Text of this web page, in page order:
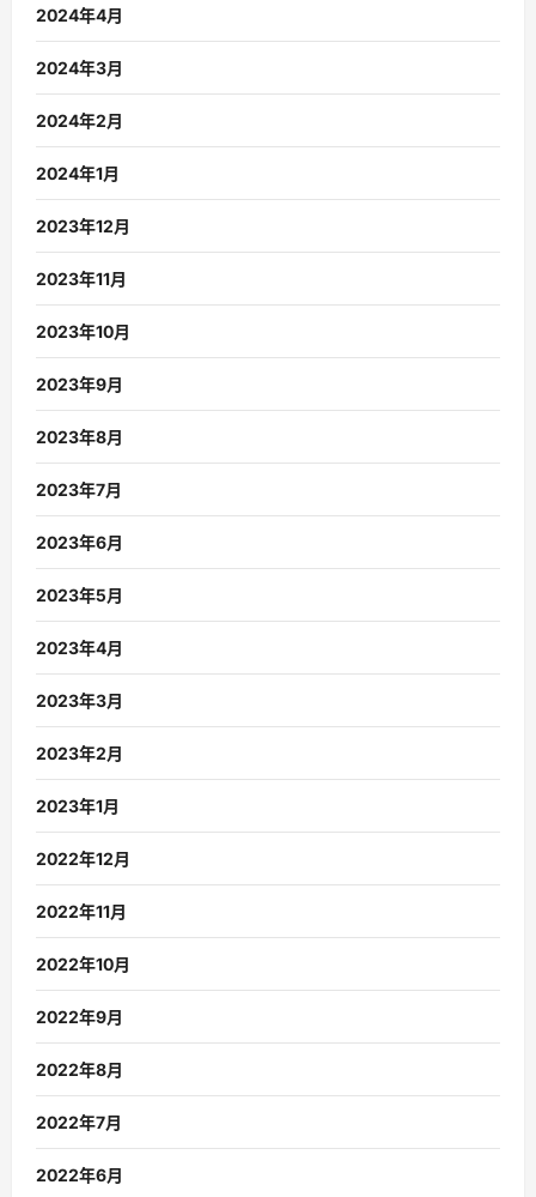
2024年4月
2024年3月
2024年2月
2024年1月
2023年12月
2023年11月
2023年10月
2023年9月
2023年8月
2023年7月
2023年6月
2023年5月
2023年4月
2023年3月
2023年2月
2023年1月
2022年12月
2022年11月
2022年10月
2022年9月
2022年8月
2022年7月
2022年6月